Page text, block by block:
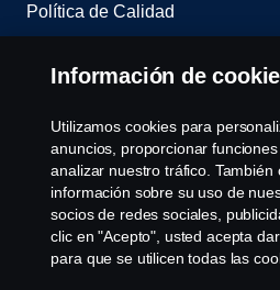
Política de Calidad
Whistleblowing
Assistance number
Política de cookies
Cookie settings
Información de
Utilizamos cookies para
anuncios, proporcionar
analizar nuestro tráfico. También
información sobre su uso de
socios de redes sociales,
clic en "Acepto", usted acepta
para que se utilicen todas las